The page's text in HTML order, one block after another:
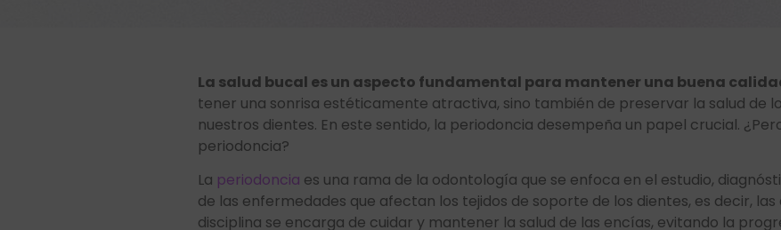
La salud bucal es un aspecto fundamental para mantener una buena
tener una sonrisa estéticamente atractiva, sino también de preservar la salud de
nuestros dientes. En este sentido, la periodoncia desempeña un papel crucial.
periodoncia?
La periodoncia es una rama de la odontología que se enfoca en el estudio,
de las enfermedades que afectan los tejidos de soporte de los dientes, es decir,
disciplina se encarga de cuidar y mantener la salud de las encías, evitando la